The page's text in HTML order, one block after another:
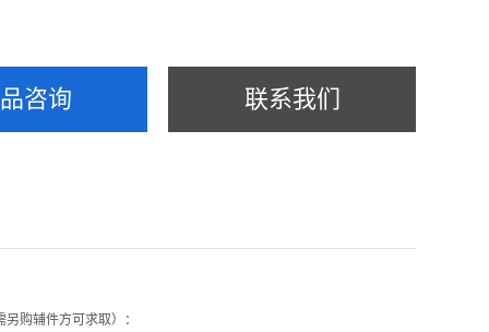
咨询 联系我们
购辅件方可求取）：